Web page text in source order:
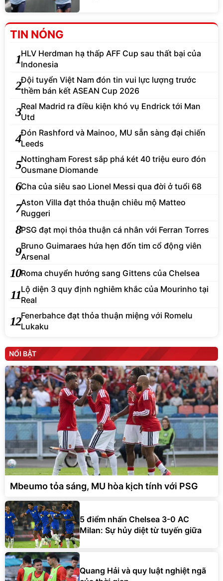
TIN NÓNG
1HLV Herdman hạ thấp AFF Cup sau thất bại của
Indonesia
2Đội tuyển Việt Nam đón tin vui lực lượng trước
thềm bán kết ASEAN Cup 2026
3Real Madrid ra điều kiện khó vụ Endrick tới Man
Utd
4Đón Rashford và Mainoo, MU sẵn sàng đại chiến
Leeds
5Nottingham Forest sắp phá két 40 triệu euro đón
Ousmane Diomande
6Cha của siêu sao Lionel Messi qua đời ở tuổi 68
7Aston Villa đạt thỏa thuận chiêu mộ Matteo
Ruggeri
8PSG đạt mọi thỏa thuận cá nhân với Ferran Torres
9Bruno Guimaraes hứa hẹn đốn tim cổ động viên
Arsenal
10Roma chuyển hướng sang Gittens của Chelsea
11Lộ diện 3 quy định nghiêm khắc của Mourinho tại
Real
12Fenerbahce đạt thỏa thuận miệng với Romelu
Lukaku
NỔI BẬT
Mbeumo tỏa sáng, MU hòa kịch tính với PSG
5 điểm nhấn Chelsea 3-0 AC
Milan: Sự hủy diệt từ tuyến giữa
Quang Hải và quy luật nghiệt ngã